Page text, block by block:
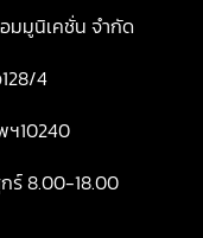
มมูนิเคชั่น จำกัด
4
ฯ10240
ร์ 8.00-18.00